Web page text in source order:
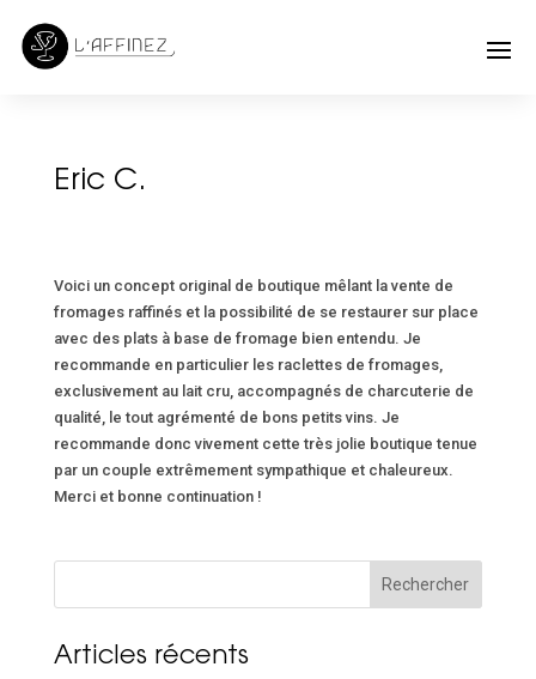
Eric C.
Voici un concept original de boutique mêlant la vente de
fromages raffinés et la possibilité de se restaurer sur place
avec des plats à base de fromage bien entendu. Je
recommande en particulier les raclettes de fromages,
exclusivement au lait cru, accompagnés de charcuterie de
qualité, le tout agrémenté de bons petits vins. Je
recommande donc vivement cette très jolie boutique tenue
par un couple extrêmement sympathique et chaleureux.
Merci et bonne continuation !
Rechercher
Articles récents